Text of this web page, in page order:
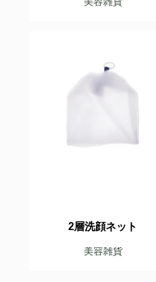
2層洗顔ネット
美容雑貨